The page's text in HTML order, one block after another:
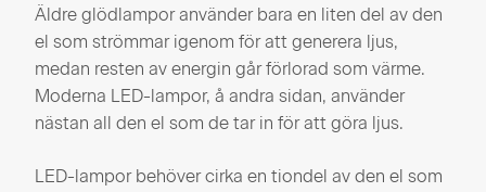
Äldre glödlampor använder bara en liten del av den
el som strömmar igenom för att generera ljus,
medan resten av energin går förlorad som värme.
Moderna LED-lampor, å andra sidan, använder
nästan all den el som de tar in för att göra ljus.
LED-lampor behöver cirka en tiondel av den el som